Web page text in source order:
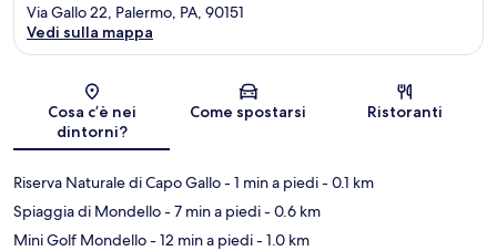
Mappa
Via Gallo 22, Palermo, PA, 90151
Vedi sulla mappa
Cosa c’è nei
dintorni?
Come spostarsi Ristoranti
Riserva Naturale di Capo Gallo- 1 min a piedi- 0.1 km
Spiaggia di Mondello- 7 min a piedi- 0.6 km
Mini Golf Mondello- 12 min a piedi- 1.0 km